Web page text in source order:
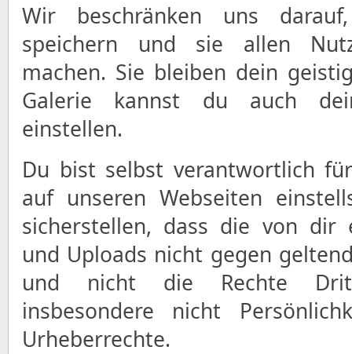
Wir beschränken uns
speichern und sie allen
machen. Sie bleiben dein
Galerie kannst du auch
einstellen.
Du bist selbst verantwortlich
auf unseren Webseiten
sicherstellen, dass die von dir
und Uploads nicht gegen
und nicht die Rechte
insbesondere nicht
Urheberrechte.